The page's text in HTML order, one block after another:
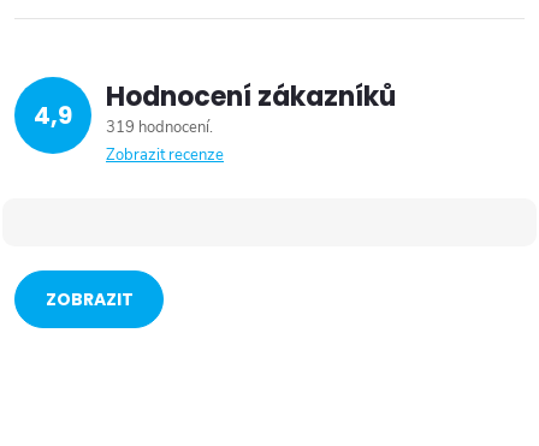
4,9 Hodnocení zákazníků
319 hodnocení
Zobrazit recenze
ZOBRAZIT